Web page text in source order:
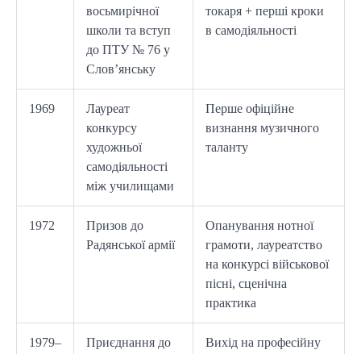
восьмирічної
школи та вступ
до ПТУ № 76 у
Слов’янську
токаря + перші кроки
в самодіяльності
1969
Лауреат
конкурсу
художньої
самодіяльності
між училищами
Перше офіційне
визнання музичного
таланту
1972
Призов до
Радянської армії
Опанування нотної
грамоти, лауреатство
на конкурсі військової
пісні, сценічна
практика
1979–
Приєднання до
Вихід на професійну